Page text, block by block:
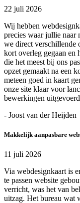
22 juli 2026
Wij hebben
precies waar jullie naar
we direct verschillende
kort overleg gegaan en
die het meest bij ons
opzet gemaakt na een
meteen goed in kaart
onze site klaar voor
bewerkingen
- Joost van der Heijden
Makkelijk aanpasbare
11 juli 2026
Via webdesignkaart is
te passen website
verricht, was het van
uitzag. Het bureau wat